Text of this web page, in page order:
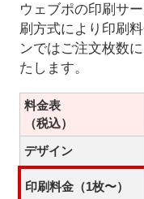
ウェブポの印刷サ
刷方式により印刷
ンではご注文枚数
たします。
料金表
（税込）
デザイン
印刷料金（1枚〜）